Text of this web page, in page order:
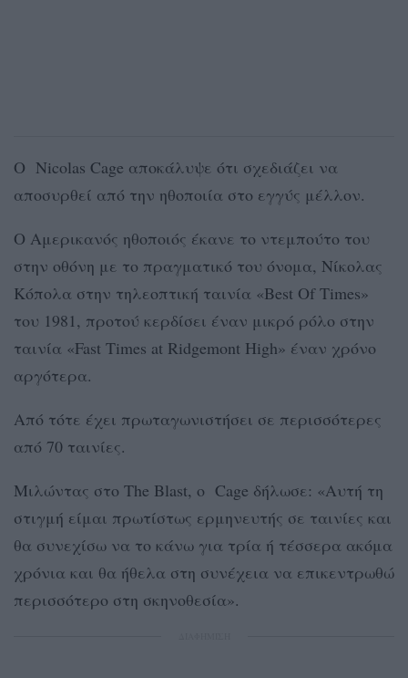
Ο Nicolas Cage αποκάλυψε ότι σχεδιάζει να
αποσυρθεί από την ηθοποιία στο εγγύς μέλλον.
Ο Αμερικανός ηθοποιός έκανε το ντεμπούτο του
στην οθόνη με το πραγματικό του όνομα, Νίκολας
Κόπολα στην τηλεοπτική ταινία «Best Of Times»
του 1981, προτού κερδίσει έναν μικρό ρόλο στην
ταινία «Fast Times at Ridgemont High» έναν χρόνο
αργότερα.
Από τότε έχει πρωταγωνιστήσει σε περισσότερες
από 70 ταινίες.
Μιλώντας στο The Blast, ο Cage δήλωσε: «Αυτή τη
στιγμή είμαι πρωτίστως ερμηνευτής σε ταινίες και
θα συνεχίσω να το κάνω για τρία ή τέσσερα ακόμα
χρόνια και θα ήθελα στη συνέχεια να επικεντρωθώ
περισσότερο στη σκηνοθεσία».